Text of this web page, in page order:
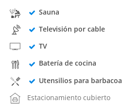
Sauna
Televisión por cable
TV
Batería de cocina
Utensilios para barbacoa
Estacionamiento cubierto